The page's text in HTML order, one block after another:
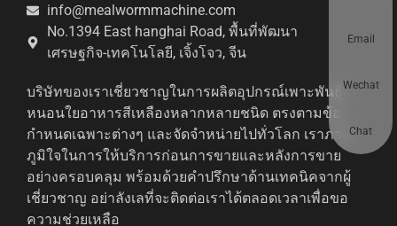
info@mealwormmachine.com
No.1394 East hanghai Road, พื้นที่พัฒนา
เศรษฐกิจ-เทคโนโลยี, เจิ้งโจว, จีน
บริษัทของเราเชี่ยวชาญในการผลิตอุปกรณ์เพาะพันธุ์
หนอนใยอาหารสีเหลืองหลากหลายชนิด ตรงตามข้อ
กำหนดเฉพาะต่างๆ และจัดจำหน่ายไปทั่วโลก เราภาค
ภูมิใจในการให้บริการก่อนการขายและหลังการขาย
อย่างครอบคลุม พร้อมด้วยคำปรึกษาด้านเทคนิคจากผู้
เชี่ยวชาญ อย่าลังเลที่จะติดต่อเราได้ตลอดเวลาเพื่อขอ
ความช่วยเหลือ
Email
Wechat
Chat